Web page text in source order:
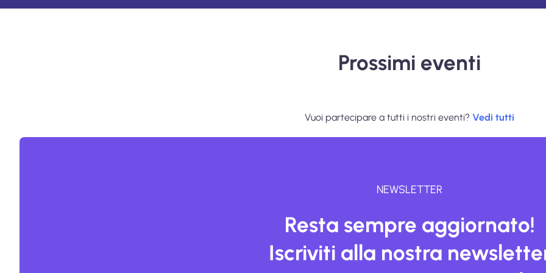
Prossimi eventi
Vuoi partecipare a tutti i nostri eventi? Vedi tutti
NEWSLETTER
Resta sempre aggiornato!
Iscriviti alla nostra